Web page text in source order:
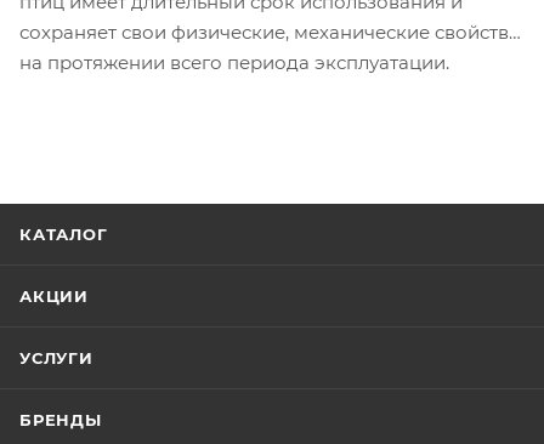
сохраняет свои физические, механические свойства
на протяжении всего периода эксплуатации.
КАТАЛОГ
АКЦИИ
УСЛУГИ
БРЕНДЫ